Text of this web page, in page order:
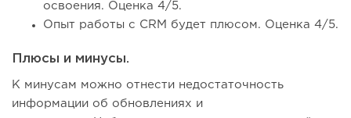
освоения. Оценка 4/5.
Опыт работы с CRM будет плюсом. Оценка 4/5.
Плюсы и минусы.
К минусам можно отнести недостаточность
информации об обновлениях и